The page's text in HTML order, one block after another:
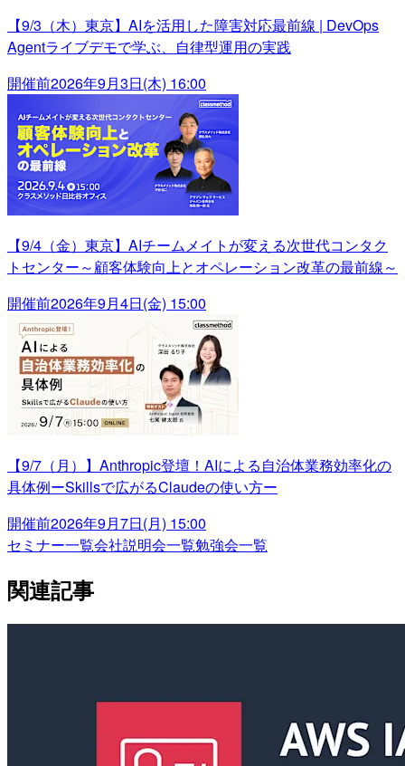
【9/3（木）東京】AIを活用した障害対応最前線 | DevOps
Agentライブデモで学ぶ、自律型運用の実践
開催前2026年9月3日(木) 16:00
【9/4（金）東京】AIチームメイトが変える次世代コンタク
トセンター～顧客体験向上とオペレーション改革の最前線～
開催前2026年9月4日(金) 15:00
【9/7（月）】Anthropic登壇！AIによる自治体業務効率化の
具体例ーSkillsで広がるClaudeの使い方ー
開催前2026年9月7日(月) 15:00
セミナー一覧会社説明会一覧勉強会一覧
関連記事